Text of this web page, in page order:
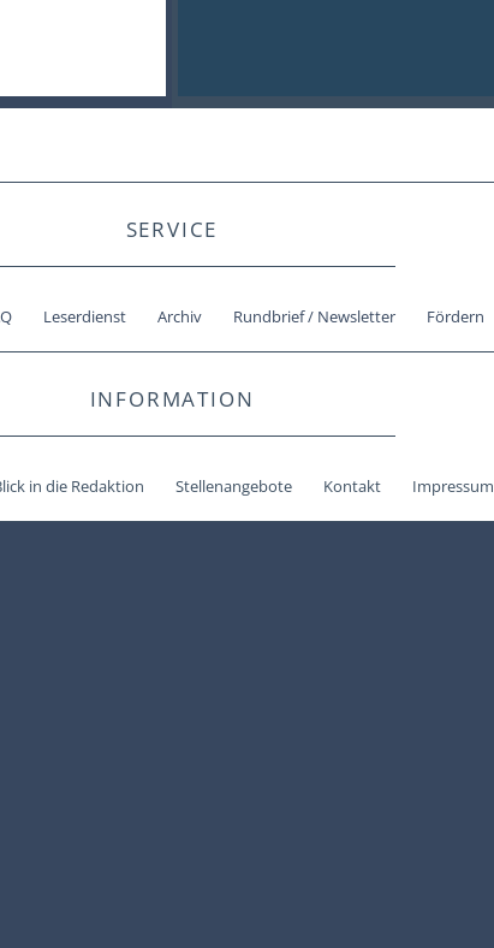
SERVICE
Leserdienst Archiv Rundbrief / Newsletter Fördern
INFORMATION
in die Redaktion Stellenangebote Kontakt Impressum